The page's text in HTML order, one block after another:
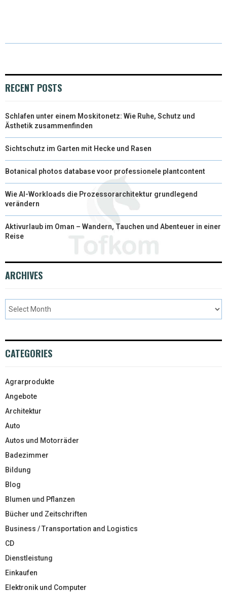
W
E
)
E
K
T
S
K
N
I
RECENT POSTS
Schlafen unter einem Moskitonetz: Wie Ruhe, Schutz und
Ästhetik zusammenfinden
Sichtschutz im Garten mit Hecke und Rasen
Botanical photos database voor professionele plantcontent
Wie AI-Workloads die Prozessorarchitektur grundlegend
verändern
Aktivurlaub im Oman – Wandern, Tauchen und Abenteuer in einer
Reise
ARCHIVES
CATEGORIES
Agrarprodukte
Angebote
Architektur
Auto
Autos und Motorräder
Badezimmer
Bildung
Blog
Blumen und Pflanzen
Bücher und Zeitschriften
Business / Transportation and Logistics
CD
Dienstleistung
Einkaufen
Elektronik und Computer